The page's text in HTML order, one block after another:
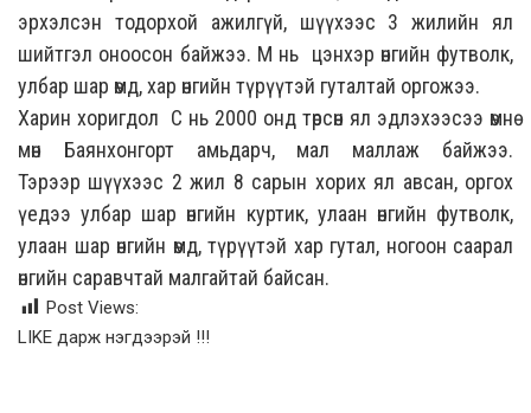
эрхэлсэн тодорхой ажилгүй, шүүхээс 3 жилийн ял
шийтгэл оноосон байжээ. М нь цэнхэр өнгийн футволк,
улбар шар өмд, хар өнгийн түрүүтэй гуталтай оргожээ.
Харин хоригдол С нь 2000 онд төрсөн ял эдлэхээсээ өмнө
мөн Баянхонгорт амьдарч, мал маллаж байжээ.
Тэрээр шүүхээс 2 жил 8 сарын хорих ял авсан, оргох
үедээ улбар шар өнгийн куртик, улаан өнгийн футволк,
улаан шар өнгийн өмд, түрүүтэй хар гутал, ногоон саарал
өнгийн саравчтай малгайтай байсан.
Post Views:
LIKE дарж нэгдээрэй !!!